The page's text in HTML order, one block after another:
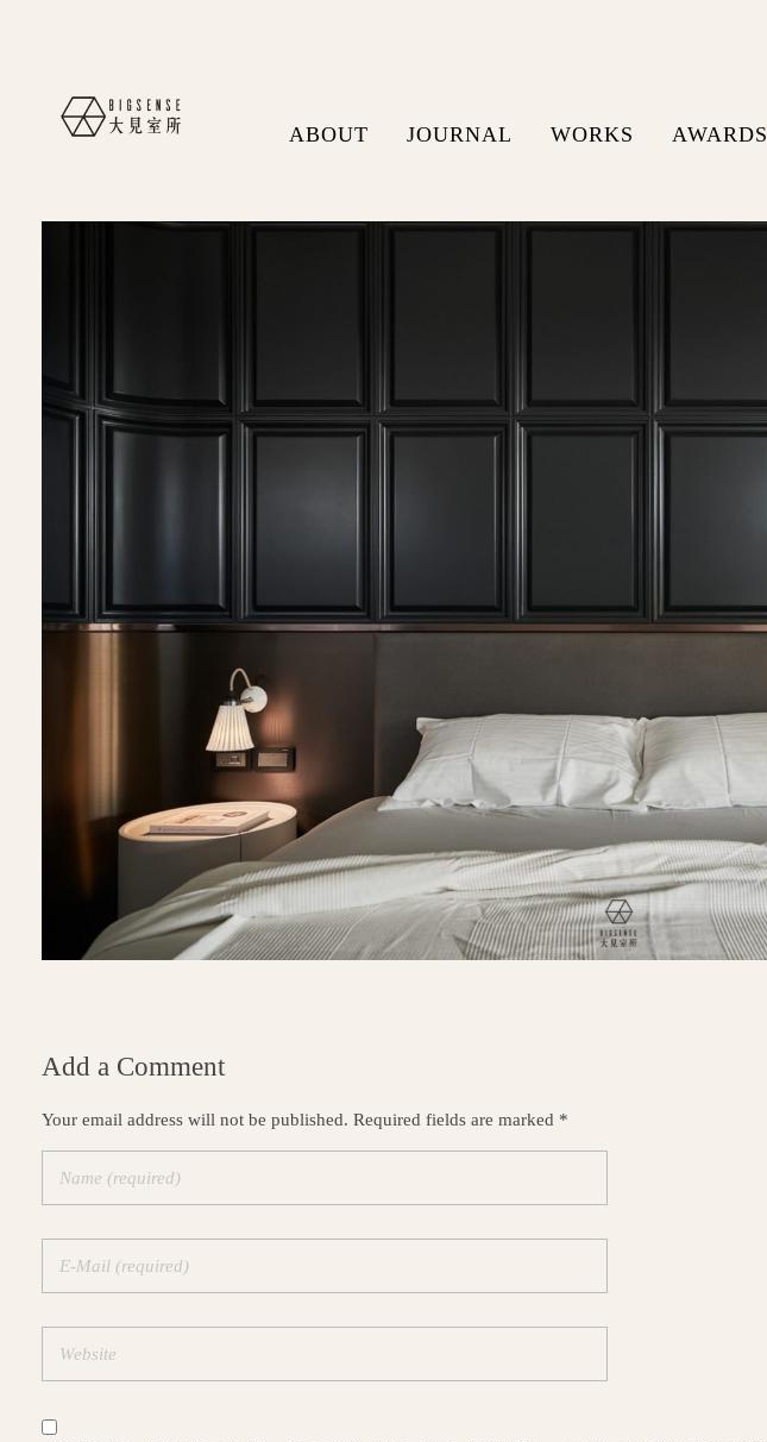
ABOUT JOURNAL WORKS AWARDS
Add a Comment
Your email address will not be published. Required fields are marked *